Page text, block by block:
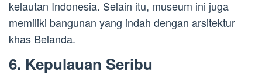
kelautan Indonesia. Selain itu, museum ini juga
memiliki bangunan yang indah dengan arsitektur
khas Belanda.
6. Kepulauan Seribu